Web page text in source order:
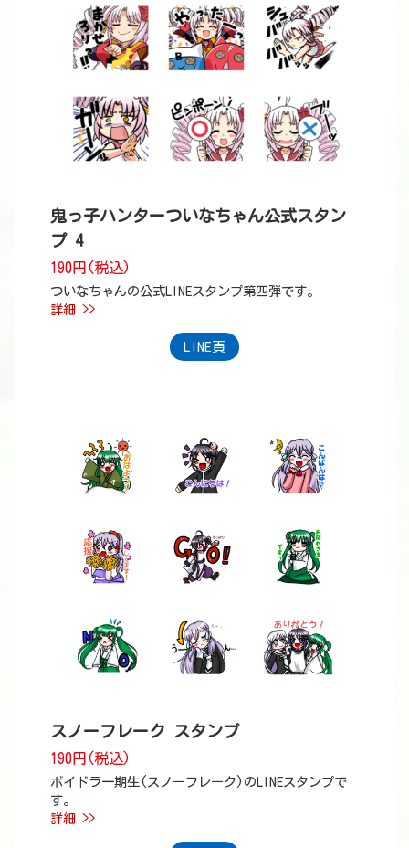
鬼っ子ハンターついなちゃん公式スタン
プ 4
190円(税込)
ついなちゃんの公式LINEスタンプ第四弾です。
詳細 >>
LINE頁
スノーフレーク スタンプ
190円(税込)
ボイドラ一期生(スノーフレーク)のLINEスタンプで
す。
詳細 >>